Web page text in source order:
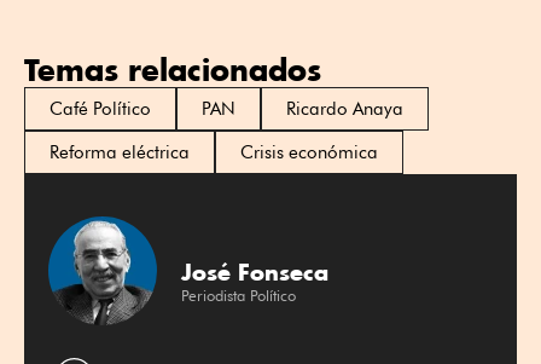
Temas relacionados
Café Político PAN
Ricardo Anaya
Reforma eléctrica
Crisis económica
José Fonseca
Periodista Político